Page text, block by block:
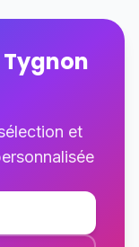
Tygnon
et